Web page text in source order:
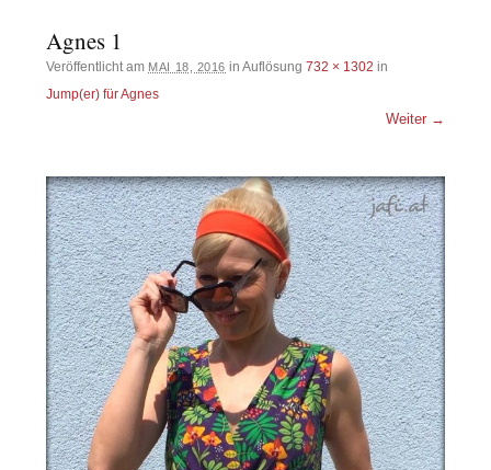
Agnes 1
Veröffentlicht am MAI 18, 2016 in Auflösung 732 × 1302 in
Jump(er) für Agnes
Weiter →